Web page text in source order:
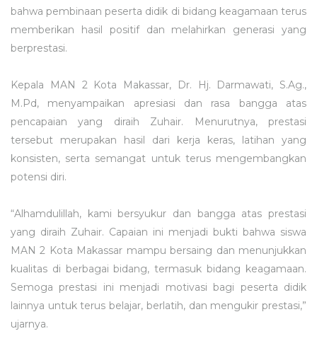
bahwa pembinaan peserta didik di bidang keagamaan terus
memberikan hasil positif dan melahirkan generasi yang
berprestasi.
Kepala MAN 2 Kota Makassar, Dr. Hj. Darmawati, S.Ag.,
M.Pd, menyampaikan apresiasi dan rasa bangga atas
pencapaian yang diraih Zuhair. Menurutnya, prestasi
tersebut merupakan hasil dari kerja keras, latihan yang
konsisten, serta semangat untuk terus mengembangkan
potensi diri.
“Alhamdulillah, kami bersyukur dan bangga atas prestasi
yang diraih Zuhair. Capaian ini menjadi bukti bahwa siswa
MAN 2 Kota Makassar mampu bersaing dan menunjukkan
kualitas di berbagai bidang, termasuk bidang keagamaan.
Semoga prestasi ini menjadi motivasi bagi peserta didik
lainnya untuk terus belajar, berlatih, dan mengukir prestasi,”
ujarnya.